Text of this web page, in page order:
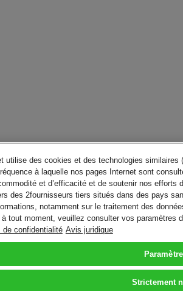
utilise des cookies et des technologies
à laquelle nos pages Internet sont
et d’efficacité et de soutenir nos
des 2fournisseurs tiers situés dans des pays
notamment sur le traitement des
tout moment, veuillez consulter vos paramètres
de confidentialité Avis juridique
Strictement